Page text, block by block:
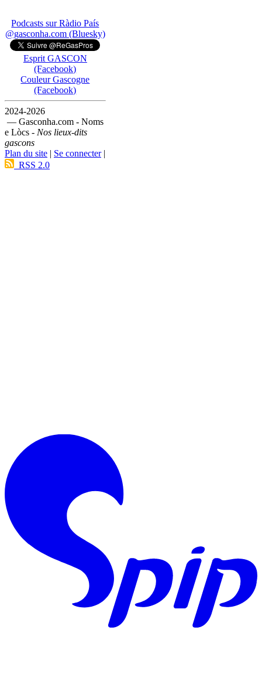
Podcasts sur Ràdio País
@gasconha.com (Bluesky)
Esprit GASCON
(Facebook)
Couleur Gascogne
(Facebook)
2024-2026
— Gasconha.com - Noms
e Lòcs - Nos lieux-dits
gascons
Plan du site | Se connecter|
RSS 2.0